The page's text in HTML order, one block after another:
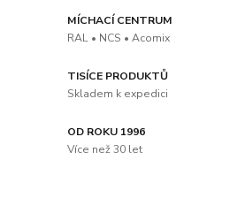
MÍCHACÍ CENTRUM
RAL • NCS • Acomix
TISÍCE PRODUKTŮ
Skladem k expedici
OD ROKU 1996
Více než 30 let